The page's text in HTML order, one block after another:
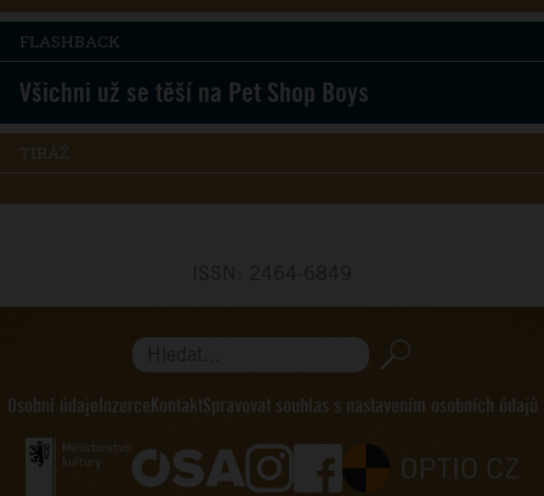
FLASHBACK
Všichni už se těší na Pet Shop Boys
TIRÁŽ
Hledat...
Osobní údaje Inzerce KontaktSpravovat souhlas s nastavením osobních údajů